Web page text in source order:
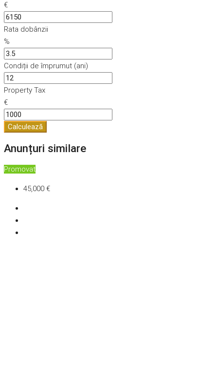
€
Rata dobânzii
%
Condiții de împrumut (ani)
Property Tax
€
Calculează
Anunțuri similare
Promovat
45,000 €